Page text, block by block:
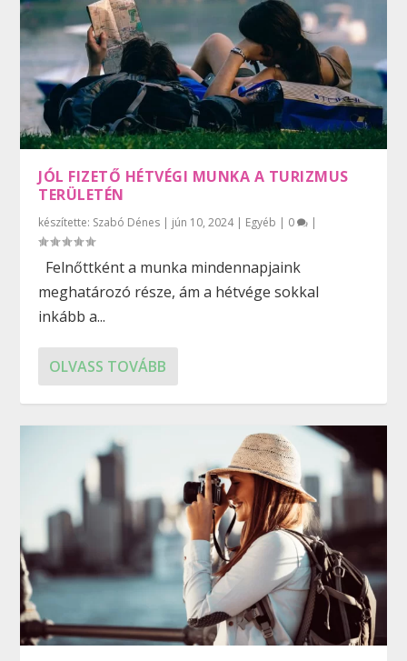
JÓL FIZETŐ HÉTVÉGI MUNKA A TURIZMUS
TERÜLETÉN
készítette: Szabó Dénes | jún 10, 2024| Egyéb | 0 |
Felnőttként a munka mindennapjaink
meghatározó része, ám a hétvége sokkal
inkább a...
OLVASS TOVÁBB